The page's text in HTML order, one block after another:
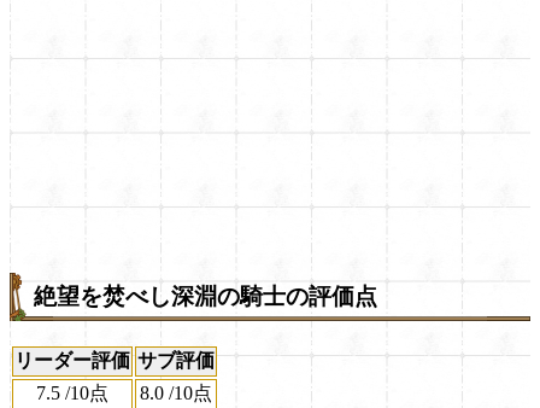
絶望を焚べし深淵の騎士の評価点
リーダー評価 サブ評価
7.5 /10点 8.0 /10点